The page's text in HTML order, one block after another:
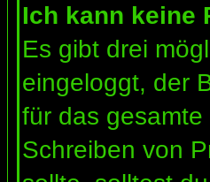
Ich kann keine
Es gibt drei
eingeloggt, der
für das
Schreiben von